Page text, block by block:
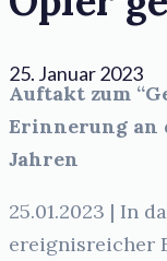
25. Januar 2023
Auftakt zum
Erinnerung an
Jahren
25.01.2023 | In
ereignisreicher